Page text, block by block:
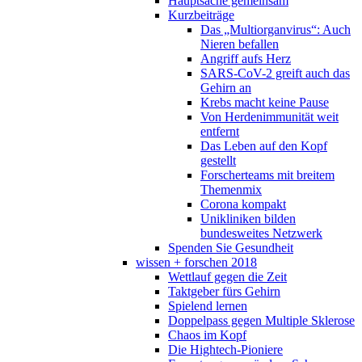
Kurzbeiträge
Das „Multiorganvirus“: Auch
Nieren befallen
Angriff aufs Herz
SARS-CoV-2 greift auch das
Gehirn an
Krebs macht keine Pause
Von Herdenimmunität weit
entfernt
Das Leben auf den Kopf
gestellt
Forscherteams mit breitem
Themenmix
Corona kompakt
Unikliniken bilden
bundesweites Netzwerk
Spenden Sie Gesundheit
wissen + forschen 2018
Wettlauf gegen die Zeit
Taktgeber fürs Gehirn
Spielend lernen
Doppelpass gegen Multiple Sklerose
Chaos im Kopf
Die Hightech-Pioniere